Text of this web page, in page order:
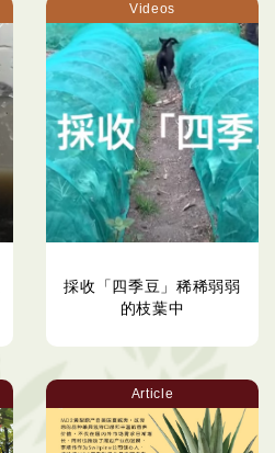
Videos
採收「四季豆」稀稀弱弱
的枝葉中
Article